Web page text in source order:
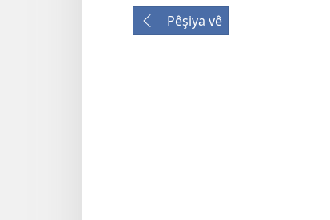
Pêşiya vê